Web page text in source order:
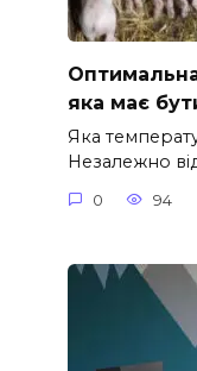
яка має
Яка
Незалежно
0 94